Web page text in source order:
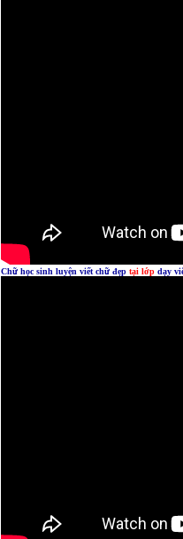
Chữ học sinh luyện viết chữ đẹp tại lớp dạy